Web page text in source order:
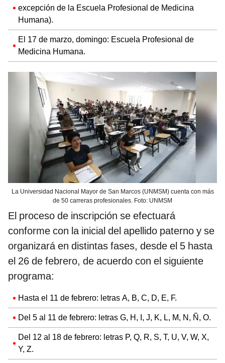
excepción de la Escuela Profesional de Medicina
Humana).
El 17 de marzo, domingo: Escuela Profesional de
Medicina Humana.
La Universidad Nacional Mayor de San Marcos (UNMSM) cuenta con más
de 50 carreras profesionales. Foto: UNMSM
El proceso de inscripción se efectuará
conforme con la inicial del apellido paterno y se
organizará en distintas fases, desde el 5 hasta
el 26 de febrero, de acuerdo con el siguiente
programa:
Hasta el 11 de febrero: letras A, B, C, D, E, F.
Del 5 al 11 de febrero: letras G, H, I, J, K, L, M, N, Ñ, O.
Del 12 al 18 de febrero: letras P, Q, R, S, T, U, V, W, X,
Y, Z.